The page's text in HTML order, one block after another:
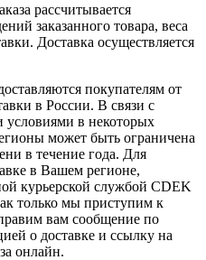
рассчитывается
заказанного товара, веса
Доставка осуществляется
покупателям от
в России. В связи с
в некоторых
может быть ограничена
в течение года. Для
в Вашем регионе,
курьерской службой CDEK
только мы приступим к
вам сообщение по
о доставке и ссылку на
онлайн.